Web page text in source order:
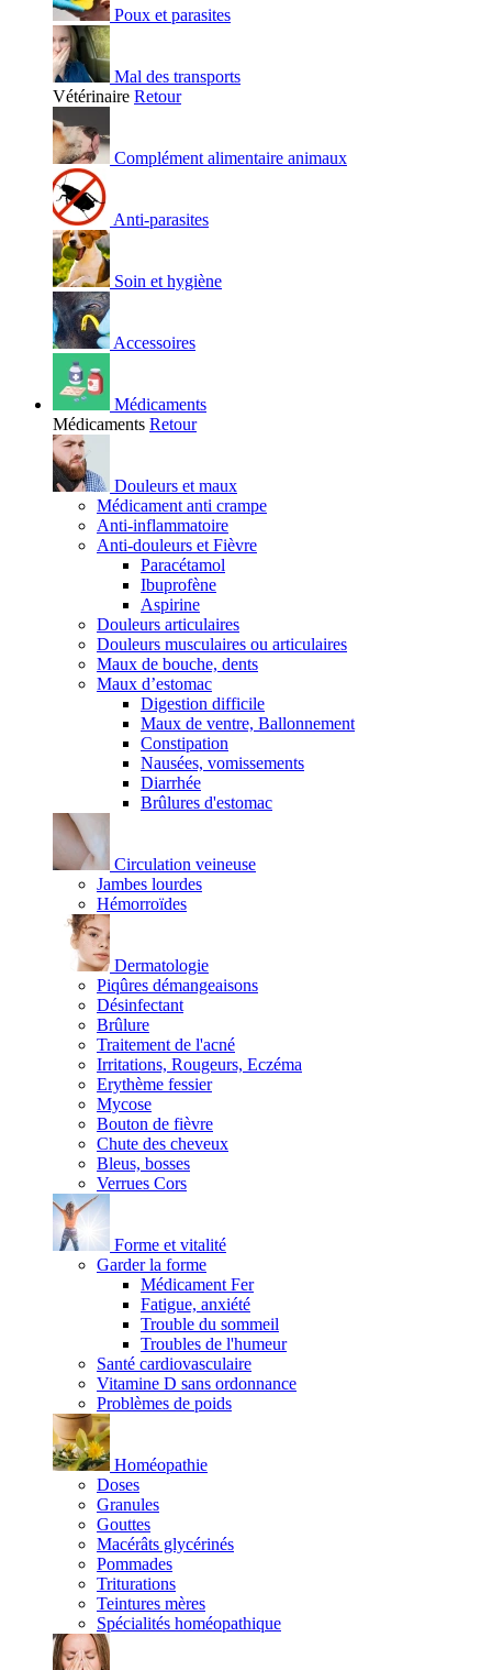
Poux et parasites
Mal des transports
Vétérinaire Retour
Complément alimentaire animaux
Anti-parasites
Soin et hygiène
Accessoires
Médicaments
Médicaments Retour
Douleurs et maux
Médicament anti crampe
Anti-inflammatoire
Anti-douleurs et Fièvre
Paracétamol
Ibuprofène
Aspirine
Douleurs articulaires
Douleurs musculaires ou articulaires
Maux de bouche, dents
Maux d’estomac
Digestion difficile
Maux de ventre, Ballonnement
Constipation
Nausées, vomissements
Diarrhée
Brûlures d'estomac
Circulation veineuse
Jambes lourdes
Hémorroïdes
Dermatologie
Piqûres démangeaisons
Désinfectant
Brûlure
Traitement de l'acné
Irritations, Rougeurs, Eczéma
Erythème fessier
Mycose
Bouton de fièvre
Chute des cheveux
Bleus, bosses
Verrues Cors
Forme et vitalité
Garder la forme
Médicament Fer
Fatigue, anxiété
Trouble du sommeil
Troubles de l'humeur
Santé cardiovasculaire
Vitamine D sans ordonnance
Problèmes de poids
Homéopathie
Doses
Granules
Gouttes
Macérâts glycérinés
Pommades
Triturations
Teintures mères
Spécialités homéopathique